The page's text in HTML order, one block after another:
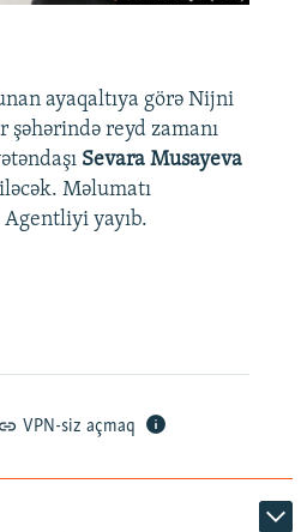
ayaqaltıya görə Nijni
reyd zamanı
Sevara Musayeva
Məlumatı
yayıb.
VPN-siz açmaq